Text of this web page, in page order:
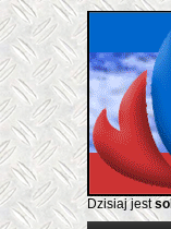
Dzisiaj jest